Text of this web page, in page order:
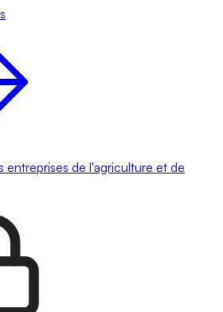
entreprises de l'agriculture et de